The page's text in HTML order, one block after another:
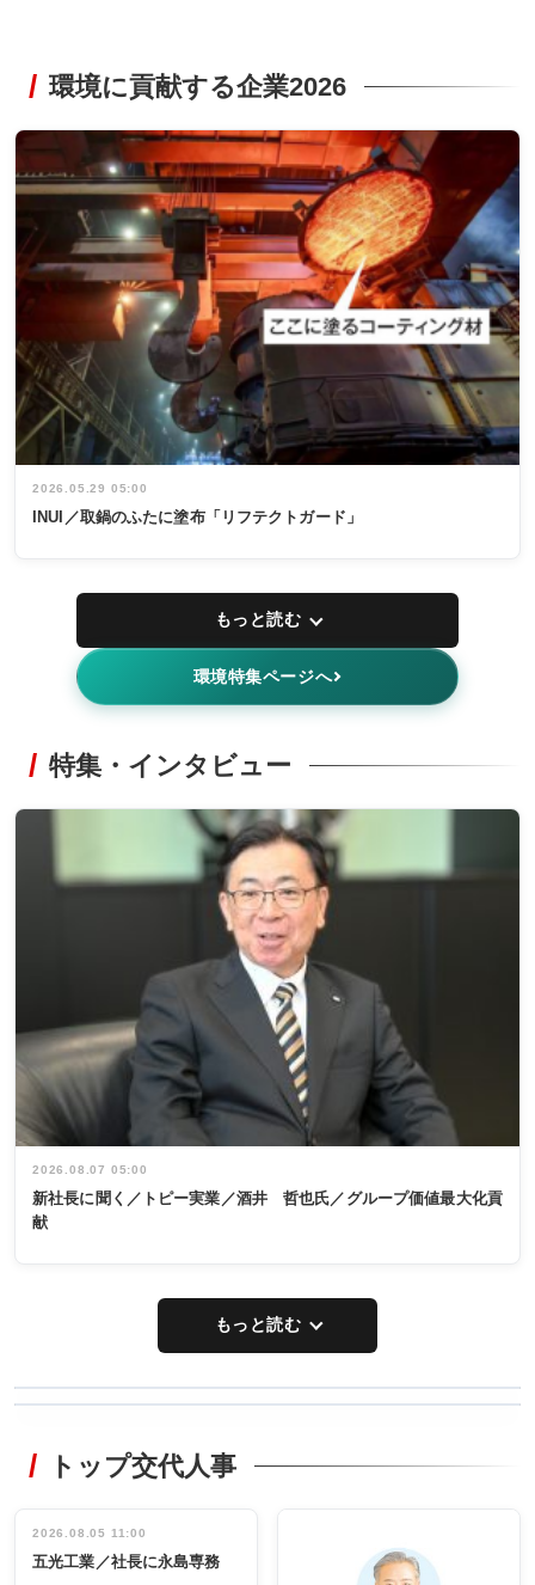
環境に貢献する企業2026
2026.05.29 05:00
INUI／取鍋のふたに塗布「リフテクトガード」
もっと読む
環境特集ページへ
特集・インタビュー
2026.08.07 05:00
新社長に聞く／トピー実業／酒井 哲也氏／グループ価値最大化貢
献
もっと読む
非鉄業界で
インタビュ
ー／社内ア
タックトレー
祝う 業界関
係者ら220人
出席
トップ交代人事
2026.08.05 11:00
五光工業／社長に永島専務